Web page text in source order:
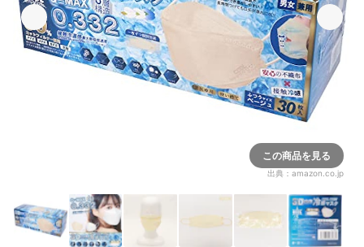
この商品を見る
出典： amazon.co.jp